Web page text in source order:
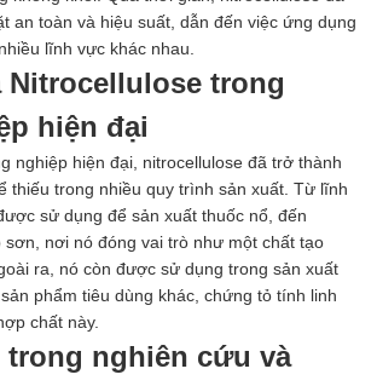
an toàn và hiệu suất, dẫn đến việc ứng dụng
lĩnh vực khác nhau.
Nitrocellulose trong
hiện đại
nghiệp hiện đại, nitrocellulose đã trở thành
thiếu trong nhiều quy trình sản xuất. Từ lĩnh
sử dụng để sản xuất thuốc nổ, đến
sơn, nơi nó đóng vai trò như một chất tạo
ra, nó còn được sử dụng trong sản xuất
phẩm tiêu dùng khác, chứng tỏ tính linh
chất này.
trong nghiên cứu và